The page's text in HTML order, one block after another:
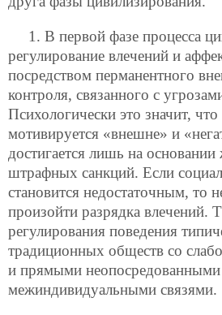
1. В первой фазе процесса
регулирование влечений и
посредством перманентного
контроля, связанного с
Психологически это значит,
мотивируется «внешне» и
достигается лишь на основании
штрафных санкций. Если
становится недостаточным, то
произойти разрядка влечений.
регулирования поведения
традиционных обществ со
и прямыми неопосредованными
межиндивидуальными связями.